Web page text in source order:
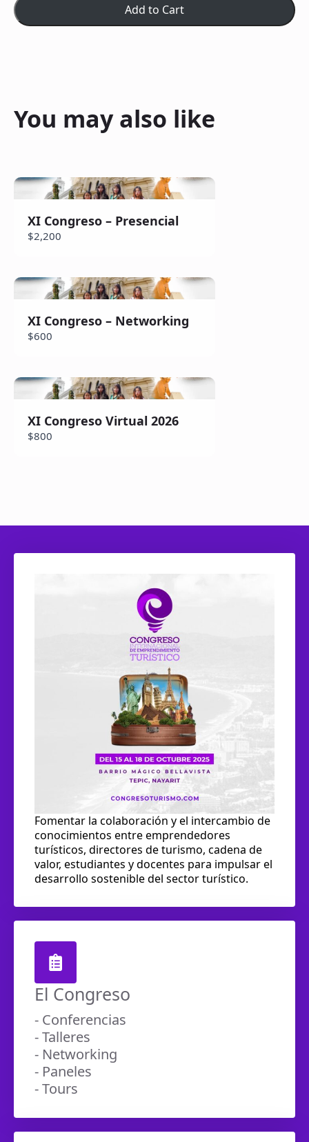
Add to Cart
You may also like
XI Congreso – Presencial
$2,200
XI Congreso – Networking
$600
XI Congreso Virtual 2026
$800
Fomentar la colaboración y el intercambio de
conocimientos entre emprendedores
turísticos, directores de turismo, cadena de
valor, estudiantes y docentes para impulsar el
desarrollo sostenible del sector turístico.
El Congreso
- Conferencias
- Talleres
- Networking
- Paneles
- Tours
Write a review
Your review